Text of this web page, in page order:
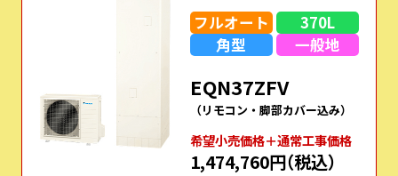
フルオート
370L
角型
一般地
EQN37ZFV
（リモコン・脚部カバー込み）
希望⼩売価格＋通常⼯事価格
1,474,760円（税込）